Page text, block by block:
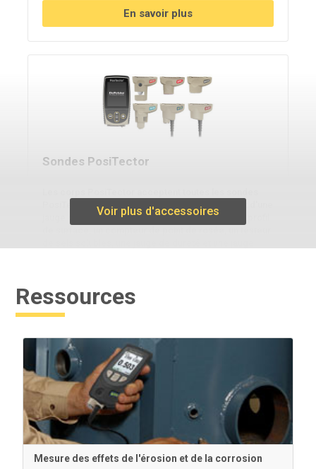
En savoir plus
Sondes PosiTector
PosiTector , ce qui permet de passer facilement d'une
jauge d'épaisseur de revêtement à une jauge de profil
En savoir plus
Outil de polissage d’ancienne génération
Voir plus d'accessoires
Ressources
Mesure des effets de l'érosion et de la corrosion